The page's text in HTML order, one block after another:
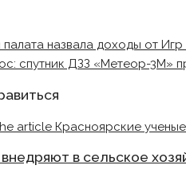
палата назвала доходы от
спутник ДЗЗ «Метеор-3М»
в сельское